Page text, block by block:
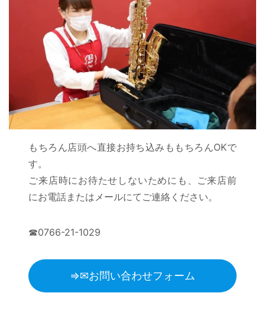
もちろん店頭へ直接お持ち込みももちろんOKで
す。
ご来店時にお待たせしないためにも、ご来店前
にお電話またはメールにてご連絡ください。
☎0766-21-1029
⇒✉お問い合わせフォーム